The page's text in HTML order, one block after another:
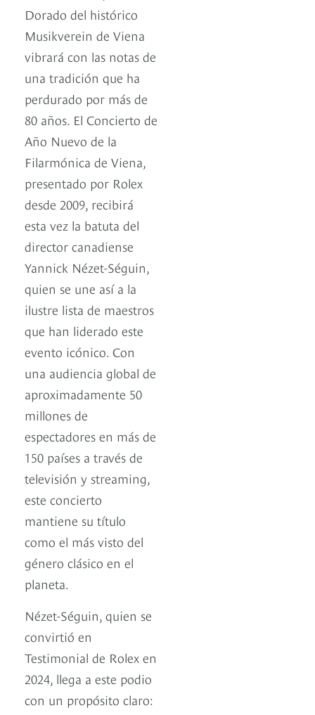
Dorado del histórico
Musikverein de Viena
vibrará con las notas de
una tradición que ha
perdurado por más de
80 años. El Concierto de
Año Nuevo de la
Filarmónica de Viena,
presentado por Rolex
desde 2009, recibirá
esta vez la batuta del
director canadiense
Yannick Nézet-Séguin,
quien se une así a la
ilustre lista de maestros
que han liderado este
evento icónico. Con
una audiencia global de
aproximadamente 50
millones de
espectadores en más de
150 países a través de
televisión y streaming,
este concierto
mantiene su título
como el más visto del
género clásico en el
planeta.
Nézet-Séguin, quien se
convirtió en
Testimonial de Rolex en
2024, llega a este podio
con un propósito claro: